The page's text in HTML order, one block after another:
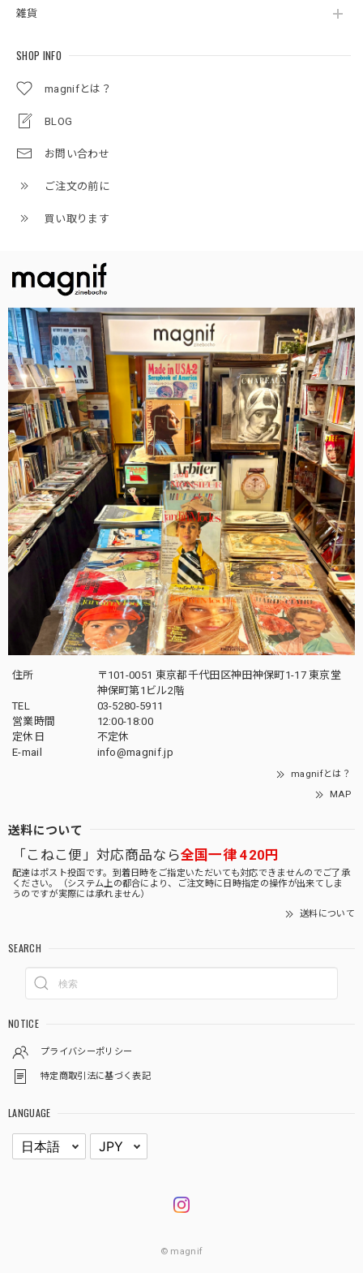
雑貨
SHOP INFO
magnifとは？
BLOG
お問い合わせ
ご注文の前に
買い取ります
住所
〒101-0051 東京都千代田区神田神保町1-17 東京堂
神保町第1ビル2階
TEL
03-5280-5911
営業時間
12:00-18:00
定休日
不定休
E-mail
info@magnif.jp
magnifとは？
MAP
送料について
「こねこ便」対応商品なら全国一律 420円
配達はポスト投函です。到着日時をご指定いただいても対応できませんのでご了承
ください。（システム上の都合により、ご注文時に日時指定の操作が出来てしま
うのですが実際には承れません）
送料について
SEARCH
NOTICE
プライバシーポリシー
特定商取引法に基づく表記
LANGUAGE
© magnif